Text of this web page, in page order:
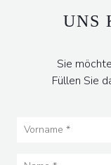
UNS
Sie
Füllen Sie